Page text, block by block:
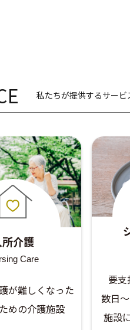
私たちが提供するサービ
所介護
Care
が難しくなった
めの介護施設
要
数日
施設